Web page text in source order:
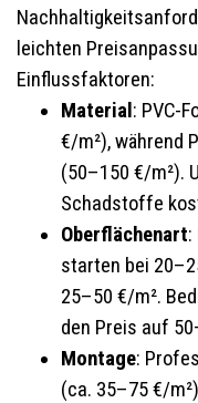
leichten
Einflussfaktoren:
Material : PVC-
€/m²), während
(50–150 €/m²).
Schadstoffe
Oberflächenart
starten bei
25–50 €/m².
den Preis auf
Montage:
(ca. 35–75 €/